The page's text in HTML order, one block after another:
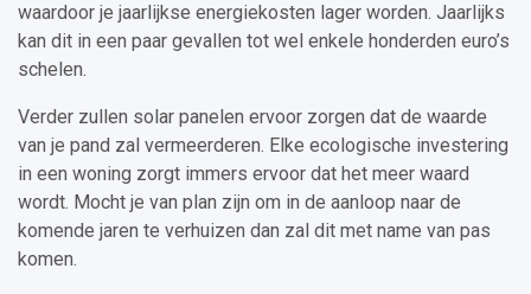
waardoor je jaarlijkse energiekosten lager worden. Jaarlijks
kan dit in een paar gevallen tot wel enkele honderden euro’s
schelen.
Verder zullen solar panelen ervoor zorgen dat de waarde
van je pand zal vermeerderen. Elke ecologische investering
in een woning zorgt immers ervoor dat het meer waard
wordt. Mocht je van plan zijn om in de aanloop naar de
komende jaren te verhuizen dan zal dit met name van pas
komen.